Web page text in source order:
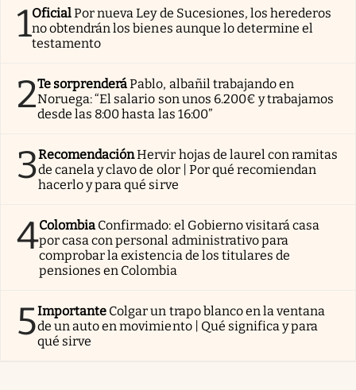
1OficialPor nueva Ley de Sucesiones, los herederos
no obtendrán los bienes aunque lo determine el
testamento
2Te sorprenderáPablo, albañil trabajando en
Noruega: “El salario son unos 6.200€ y trabajamos
desde las 8:00 hasta las 16:00”
3RecomendaciónHervir hojas de laurel con ramitas
de canela y clavo de olor | Por qué recomiendan
hacerlo y para qué sirve
4Colombia Confirmado: el Gobierno visitará casa
por casa con personal administrativo para
comprobar la existencia de los titulares de
pensiones en Colombia
5Importante Colgar un trapo blanco en la ventana
de un auto en movimiento | Qué significa y para
qué sirve